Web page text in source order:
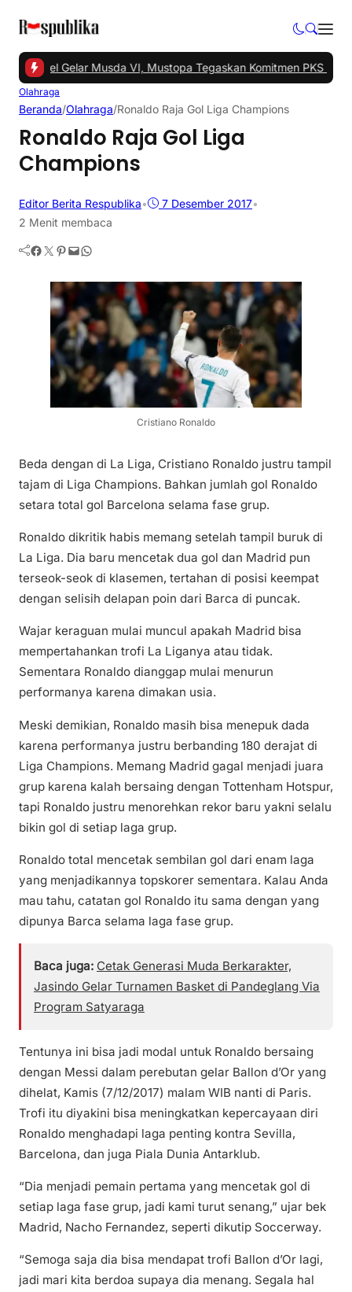
Tangsel Gelar Musda VI, Mustopa Tegaskan Komitmen PKS
Olahraga
Beranda/Olahraga/Ronaldo Raja Gol Liga Champions
Ronaldo Raja Gol Liga
Champions
Editor Berita Respublika• 7 Desember 2017•
2 Menit membaca
Facebook Twitter Pinterest Mail WhatsApp
Cristiano Ronaldo
Beda dengan di La Liga, Cristiano Ronaldo justru tampil
tajam di Liga Champions. Bahkan jumlah gol Ronaldo
setara total gol Barcelona selama fase grup.
Ronaldo dikritik habis memang setelah tampil buruk di
La Liga. Dia baru mencetak dua gol dan Madrid pun
terseok-seok di klasemen, tertahan di posisi keempat
dengan selisih delapan poin dari Barca di puncak.
Wajar keraguan mulai muncul apakah Madrid bisa
mempertahankan trofi La Liganya atau tidak.
Sementara Ronaldo dianggap mulai menurun
performanya karena dimakan usia.
Meski demikian, Ronaldo masih bisa menepuk dada
karena performanya justru berbanding 180 derajat di
Liga Champions. Memang Madrid gagal menjadi juara
grup karena kalah bersaing dengan Tottenham Hotspur,
tapi Ronaldo justru menorehkan rekor baru yakni selalu
bikin gol di setiap laga grup.
Ronaldo total mencetak sembilan gol dari enam laga
yang menjadikannya topskorer sementara. Kalau Anda
mau tahu, catatan gol Ronaldo itu sama dengan yang
dipunya Barca selama laga fase grup.
Baca juga: Cetak Generasi Muda Berkarakter,
Jasindo Gelar Turnamen Basket di Pandeglang Via
Program Satyaraga
Tentunya ini bisa jadi modal untuk Ronaldo bersaing
dengan Messi dalam perebutan gelar Ballon d’Or yang
dihelat, Kamis (7/12/2017) malam WIB nanti di Paris.
Trofi itu diyakini bisa meningkatkan kepercayaan diri
Ronaldo menghadapi laga penting kontra Sevilla,
Barcelona, dan juga Piala Dunia Antarklub.
“Dia menjadi pemain pertama yang mencetak gol di
setiap laga fase grup, jadi kami turut senang,” ujar bek
Madrid, Nacho Fernandez, seperti dikutip Soccerway.
“Semoga saja dia bisa mendapat trofi Ballon d’Or lagi,
jadi mari kita berdoa supaya dia menang. Segala hal